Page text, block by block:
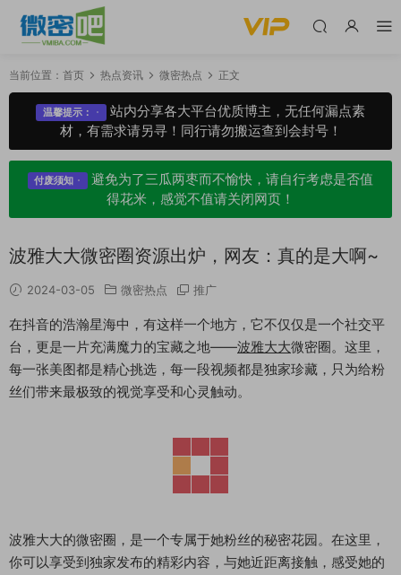
当前位置： 首页 热点资讯 微密热点 正文
温馨提示：
站内分享各大平台优质博主，无任何漏点素
材，有需求请另寻！同行请勿搬运查到会封号！
付废须知
避免为了三瓜两枣而不愉快，请自行考虑是否值
得花米，感觉不值请关闭网页！
波雅大大微密圈资源出炉，网友：真的是大啊~
2024-03-05 微密热点 推广
在抖音的浩瀚星海中，有这样一个地方，它不仅仅是一个社交平
台，更是一片充满魔力的宝藏之地——波雅大大微密圈。这里，
每一张美图都是精心挑选，每一段视频都是独家珍藏，只为给粉
丝们带来最极致的视觉享受和心灵触动。
波雅大大的微密圈，是一个专属于她粉丝的秘密花园。在这里，
你可以享受到独家发布的精彩内容，与她近距离接触，感受她的